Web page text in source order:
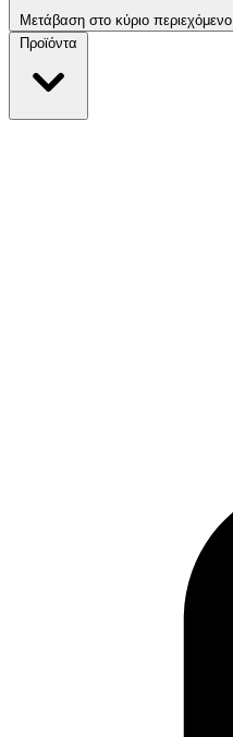
Μετάβαση στο κύριο περιεχόμενο
Προϊόντα